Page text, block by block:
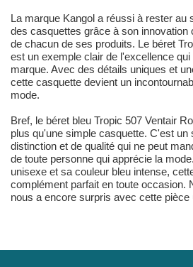
La marque Kangol a réussi à rester au
des casquettes grâce à son innovation
de chacun de ses produits. Le béret
est un exemple clair de l'excellence
marque. Avec des détails uniques et
cette casquette devient un
mode.
Bref, le béret bleu Tropic 507 Ventair
plus qu'une simple casquette. C'est un
distinction et de qualité qui ne peut
de toute personne qui apprécie la
unisexe et sa couleur bleu intense,
complément parfait en toute occasion.
nous a encore surpris avec cette pièce